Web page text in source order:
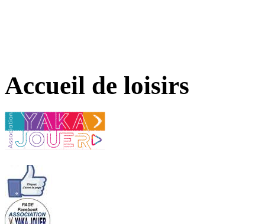
Accueil de loisirs